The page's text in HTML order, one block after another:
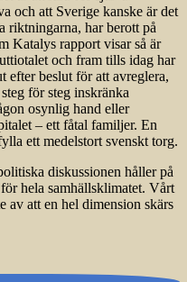
och att Sverige kanske är det
riktningarna, har berott på
Katalys rapport visar så är
och fram tills idag har
efter beslut för att avreglera,
för steg inskränka
osynlig hand eller
– ett fåtal familjer. En
ett medelstort svenskt torg.
diskussionen håller på
hela samhällsklimatet. Vårt
av att en hel dimension skärs